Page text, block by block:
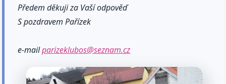
Předem děkuji za Vaší odpověď
S pozdravem Pařízek
e-mailparizeklubos@seznam.cz